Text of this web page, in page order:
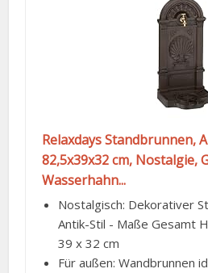
Relaxdays Standbrunnen,
82,5x39x32 cm, Nostalgie,
Wasserhahn...
Nostalgisch: Dekorativer
Antik-Stil - Maße Gesamt
39 x 32 cm
Für außen: Wandbrunnen